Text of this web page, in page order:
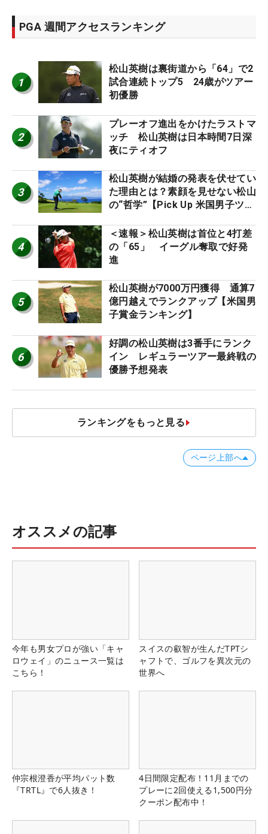
PGA 週間アクセスランキング
1
松山英樹は裏街道から「64」で2
試合連続トップ5 24歳がツアー
初優勝
2
プレーオフ進出をかけたラストマ
ッチ 松山英樹は日本時間7日深
夜にティオフ
3
松山英樹が結婚の発表を伏せてい
た理由とは？素顔を見せない松山
の“哲学”【Pick Up 米国男子ツア
4
＜速報＞松山英樹は首位と4打差
の「65」 イーグル奪取で好発
進
5
松山英樹が7000万円獲得 通算7
億円越えでランクアップ【米国男
子賞金ランキング】
6
好調の松山英樹は3番手にランク
イン レギュラーツアー最終戦の
優勝予想発表
ランキングをもっと見る
ページ上部へ
オススメの記事
今年も男女プロが強い「キャ
ロウェイ」のニュース一覧は
こちら！
スイスの叡智が生んだTPTシ
ャフトで、ゴルフを異次元の
世界へ
仲宗根澄香が平均パット数
『TRTL』で6人抜き！
4日間限定配布！11月までの
プレーに2回使える1,500円分
クーポン配布中！